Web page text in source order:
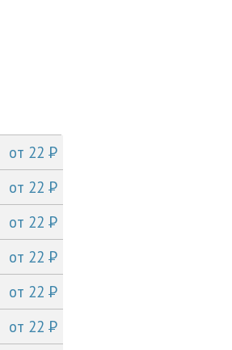
от 22P
от 22P
от 22P
от 22P
от 22P
от 22P